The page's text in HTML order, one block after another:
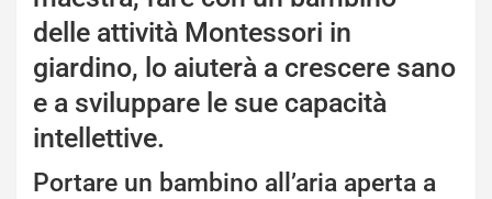
delle attività Montessori in
giardino, lo aiuterà a crescere sano
e a sviluppare le sue capacità
intellettive.
Portare un bambino all’aria aperta a